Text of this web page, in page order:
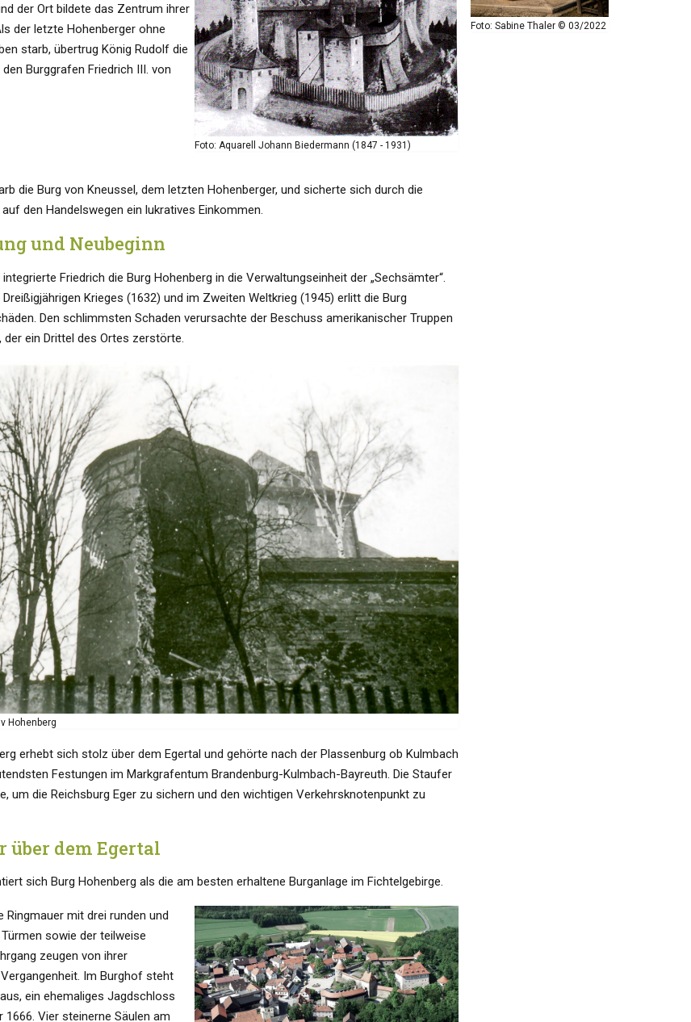
der Ort bildete das Zentrum ihrer
der letzte Hohenberger ohne
starb, übertrug König Rudolf die
Burggrafen Friedrich III. von
Foto: Aquarell Johann Biedermann (1847 - 1931)
die Burg von Kneussel, dem letzten Hohenberger, und sicherte sich durch die
den Handelswegen ein lukratives Einkommen.
und Neubeginn
Friedrich die Burg Hohenberg in die Verwaltungseinheit der „Sechsämter“.
Krieges (1632) und im Zweiten Weltkrieg (1945) erlitt die Burg
Den schlimmsten Schaden verursachte der Beschuss amerikanischer Truppen
der ein Drittel des Ortes zerstörte.
Hohenberg
erhebt sich stolz über dem Egertal und gehörte nach der Plassenburg ob Kulmbach
Festungen im Markgrafentum Brandenburg-Kulmbach-Bayreuth. Die Staufer
um die Reichsburg Eger zu sichern und den wichtigen Verkehrsknotenpunkt zu
über dem Egertal
sich Burg Hohenberg als die am besten erhaltene Burganlage im Fichtelgebirge.
Ringmauer mit drei runden und
sowie der teilweise
zeugen von ihrer
Im Burghof steht
ein ehemaliges Jagdschloss
1666. Vier steinerne Säulen am
Foto: Sabine Thaler © 03/2022